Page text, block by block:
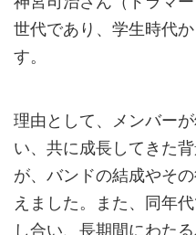
世代であり、学生時代
す。
理由として、メンバー
い、共に成長してきた
が、バンドの結成やそ
えました。また、同年
し合い、長期間にわた